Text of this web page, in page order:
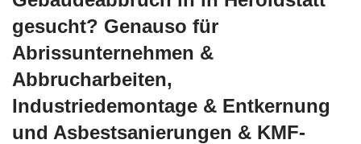
gesucht? Genauso für
Abrissunternehmen &
Abbrucharbeiten,
Industriedemontage & Entkernung
und Asbestsanierungen & KMF-